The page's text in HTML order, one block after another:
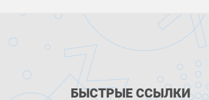
БЫСТРЫЕ ССЫЛКИ